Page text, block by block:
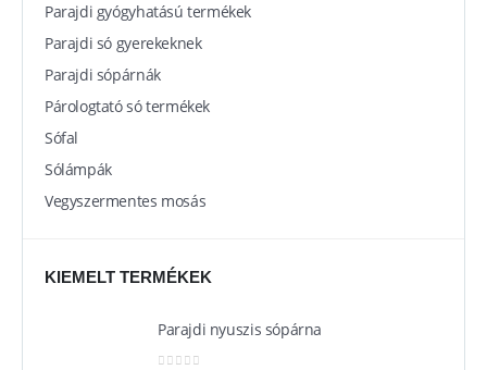
Parajdi gyógyhatású termékek
Parajdi só gyerekeknek
Parajdi sópárnák
Párologtató só termékek
Sófal
Sólámpák
Vegyszermentes mosás
KIEMELT TERMÉKEK
Parajdi nyuszis sópárna